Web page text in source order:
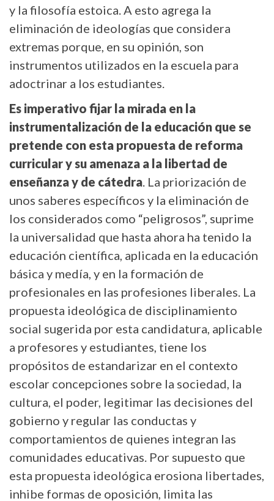
y la filosofía estoica. A esto agrega la
eliminación de ideologías que considera
extremas porque, en su opinión, son
instrumentos utilizados en la escuela para
adoctrinar a los estudiantes.
Es imperativo fijar la mirada en la
instrumentalización de la educación que se
pretende con esta propuesta de reforma
curricular y su amenaza a la libertad de
enseñanza y de cátedra. La priorización de
unos saberes específicos y la eliminación de
los considerados como “peligrosos”, suprime
la universalidad que hasta ahora ha tenido la
educación científica, aplicada en la educación
básica y medía, y en la formación de
profesionales en las profesiones liberales. La
propuesta ideológica de disciplinamiento
social sugerida por esta candidatura, aplicable
a profesores y estudiantes, tiene los
propósitos de estandarizar en el contexto
escolar concepciones sobre la sociedad, la
cultura, el poder, legitimar las decisiones del
gobierno y regular las conductas y
comportamientos de quienes integran las
comunidades educativas. Por supuesto que
esta propuesta ideológica erosiona libertades,
inhibe formas de oposición, limita las